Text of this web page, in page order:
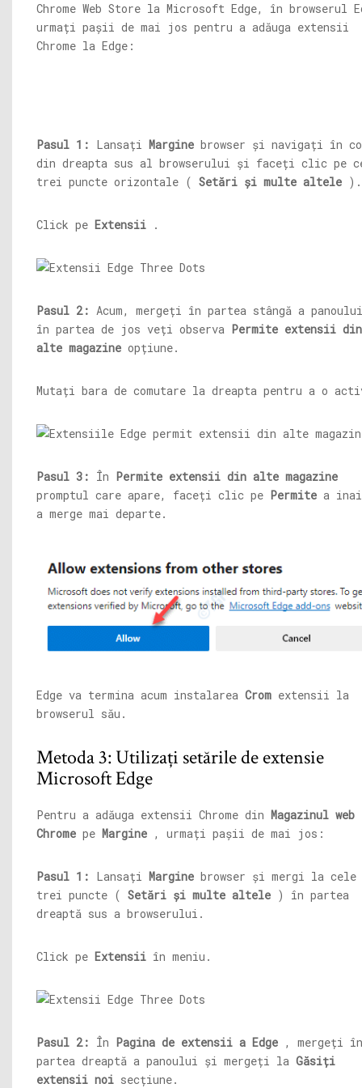
Chrome Web Store la Microsoft Edge, în browserul
urmați pașii de mai jos pentru a adăuga extensii
Chrome la Edge:
Pasul 1: Lansați Margine browser și navigați în
din dreapta sus al browserului și faceți clic pe
trei puncte orizontale ( Setări și multe altele ).
Click pe Extensii .
Pasul 2: Acum, mergeți în partea stângă a
în partea de jos veți observa Permite extensii din
alte magazine opțiune.
Mutați bara de comutare la dreapta pentru a o
Pasul 3: În Permite extensii din alte magazine
promptul care apare, faceți clic pe Permite a
a merge mai departe.
Edge va termina acum instalarea Crom extensii la
browserul său.
Metoda 3: Utilizați setările de extensie
Microsoft Edge
Pentru a adăuga extensii Chrome din Magazinul web
Chrome pe Margine , urmați pașii de mai jos:
Pasul 1: Lansați Margine browser și mergi la cele
trei puncte ( Setări și multe altele ) în partea
dreaptă sus a browserului.
Click pe Extensii în meniu.
Pasul 2: În Pagina de extensii a Edge , mergeți în
partea dreaptă a panoului și mergeți la Găsiți
extensii noi secțiune.